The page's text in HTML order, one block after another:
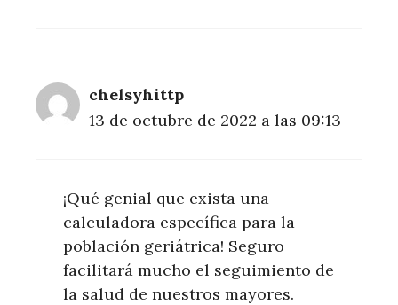
chelsyhittp
13 de octubre de 2022 a las 09:13
¡Qué genial que exista una
calculadora específica para la
población geriátrica! Seguro
facilitará mucho el seguimiento de
la salud de nuestros mayores.